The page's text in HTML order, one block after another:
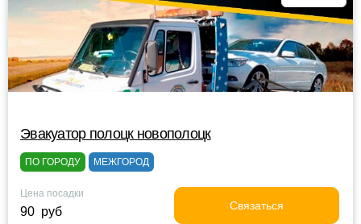
Эвакуатор полоцк новополоцк
ПО ГОРОДУ МЕЖГОРОД
Цена посадки
90 руб Связаться